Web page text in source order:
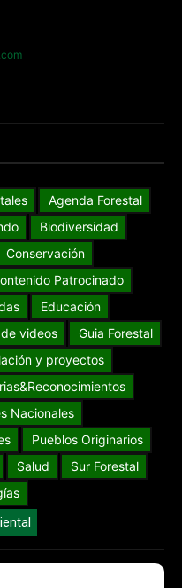
Agenda Forestal
Biodiversidad
Conservación
Patrocinado
Educación
videos
Guia Forestal
y proyectos
Nacionales
Pueblos Originarios
Salud
Sur Forestal